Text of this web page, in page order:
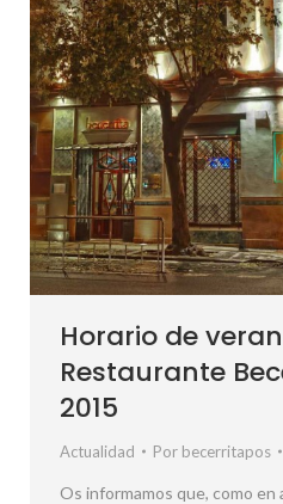
Horario de
Restaurante
2015
Actualidad Por becerritapos
Os informamos que, como